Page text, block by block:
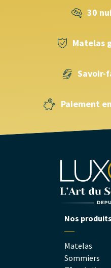
30
Matelas
Savoir-
Paiement
Nos produits
Matelas
Sommiers